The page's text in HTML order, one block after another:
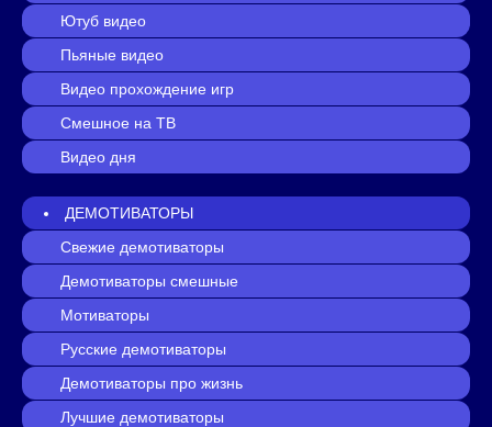
Ютуб видео
Пьяные видео
Видео прохождение игр
Смешное на ТВ
Видео дня
ДЕМОТИВАТОРЫ
Свежие демотиваторы
Демотиваторы смешные
Мотиваторы
Русские демотиваторы
Демотиваторы про жизнь
Лучшие демотиваторы